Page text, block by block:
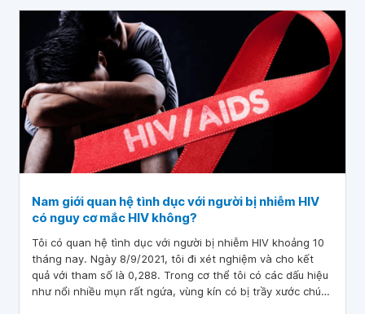
Nam giới quan hệ tình dục với người bị nhiễm HIV
có nguy cơ mắc HIV không?
Tôi có quan hệ tình dục với người bị nhiễm HIV khoảng 10
tháng nay. Ngày 8/9/2021, tôi đi xét nghiệm và cho kết
quả với tham số là 0,288. Trong cơ thể tôi có các dấu hiệu
như nổi nhiều mụn rất ngứa, vùng kín có bị trầy xước chút